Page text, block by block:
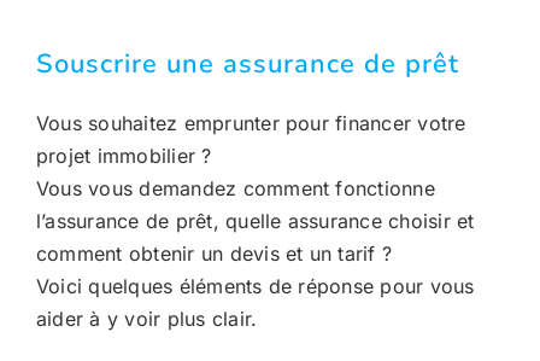
Souscrire une assurance de prêt
Vous souhaitez emprunter pour financer votre
projet immobilier ?
Vous vous demandez comment fonctionne
l’assurance de prêt, quelle assurance choisir et
comment obtenir un devis et un tarif ?
Voici quelques éléments de réponse pour vous
aider à y voir plus clair.